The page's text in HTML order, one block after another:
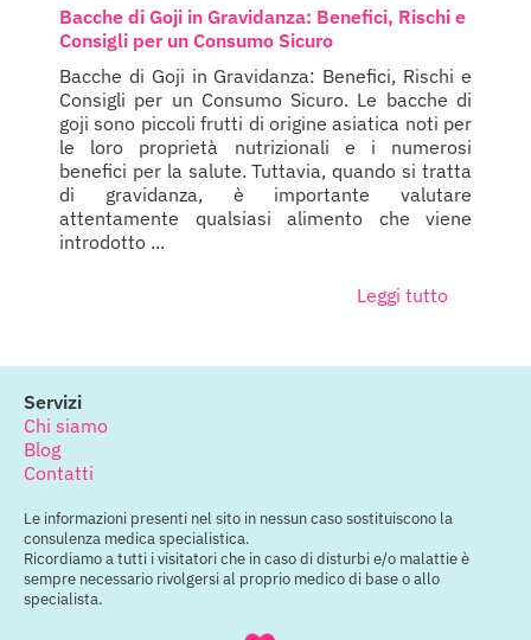
Bacche di Goji in Gravidanza: Benefici, Rischi e
Consigli per un Consumo Sicuro
Bacche di Goji in Gravidanza: Benefici, Rischi e
Consigli per un Consumo Sicuro. Le bacche di
goji sono piccoli frutti di origine asiatica noti per
le loro proprietà nutrizionali e i numerosi
benefici per la salute. Tuttavia, quando si tratta
di gravidanza, è importante valutare
attentamente qualsiasi alimento che viene
introdotto ...
Leggi tutto
Servizi
Chi siamo
Blog
Contatti
Le informazioni presenti nel sito in nessun caso sostituiscono la
consulenza medica specialistica.
Ricordiamo a tutti i visitatori che in caso di disturbi e/o malattie è
sempre necessario rivolgersi al proprio medico di base o allo
specialista.